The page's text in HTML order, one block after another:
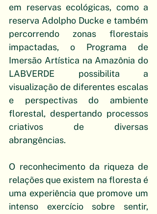
em reservas ecológicas, como a
reserva Adolpho Ducke e também
percorrendo zonas florestais
impactadas, o Programa de
Imersão Artística na Amazônia do
LABVERDE possibilita a
visualização de diferentes escalas
e perspectivas do ambiente
florestal, despertando processos
criativos de diversas
abrangências.
O reconhecimento da riqueza de
relações que existem na floresta é
uma experiência que promove um
intenso exercício sobre sentir,